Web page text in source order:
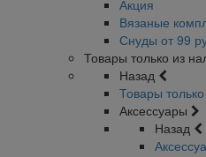
Акция
Вязаные
Снуды от 99
Товары только из
Назад
Товары
Аксессуары
Назад